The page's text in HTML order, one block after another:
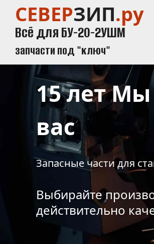
СЕВЕРЗИП.ру
Всё для БУ-20-2УШМ
запчасти под "ключ"
15 лет
вас
Запасные части для
Выбирайте
действительно